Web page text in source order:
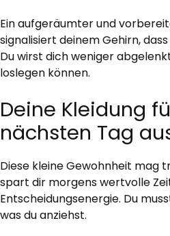
Ein aufgeräumter und
signalisiert deinem Gehirn,
Du wirst dich weniger
loslegen können.
Deine Kleidung
nächsten Tag
Diese kleine Gewohnheit mag
spart dir morgens wertvolle
Entscheidungsenergie. Du
was du anziehst.